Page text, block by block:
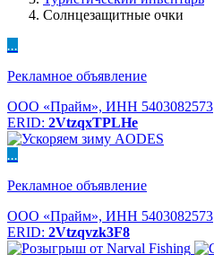
Солнцезащитные очки
...
Рекламное объявление
ООО «Прайм», ИНН 5403082573
ERID: 2VtzqxTPLHe
...
Рекламное объявление
ООО «Прайм», ИНН 5403082573
ERID: 2Vtzqvzk3F8